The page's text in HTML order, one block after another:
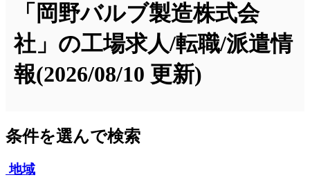
「岡野バルブ製造株式会
社」の工場求人/転職/派遣情
報(2026/08/10 更新)
条件を選んで検索
地域